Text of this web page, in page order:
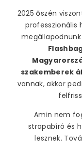
honlapunk
tájékoztatásunkat
sütik használatát.
Süti beállítások
2025 őszén
professzionális
szakemberek
vannak, akkor
Amin nem
strapabíró és
lesznek.